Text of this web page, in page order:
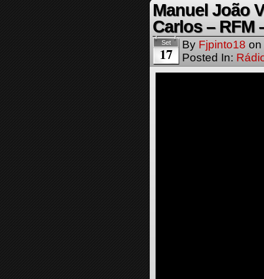
Manuel João
Carlos – RFM
Set
17 By Fjpinto18 on
Posted In: